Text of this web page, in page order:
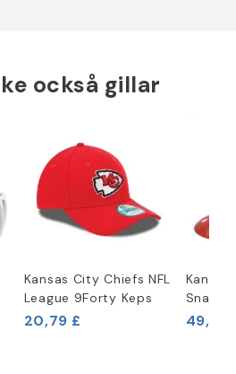
också gillar
Kansas City Chiefs NFL
League 9Forty Keps
20,79 £ 49,96